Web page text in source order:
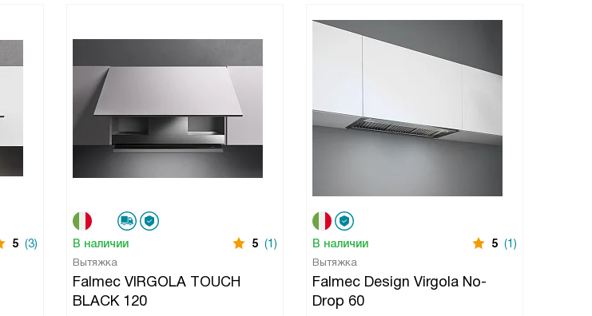
5 (3) В наличии 5 (1)
Вытяжка
Falmec VIRGOLA TOUCH
BLACK 120
В наличии 5 (1)
Вытяжка
Falmec Design Virgola No-
Drop 60